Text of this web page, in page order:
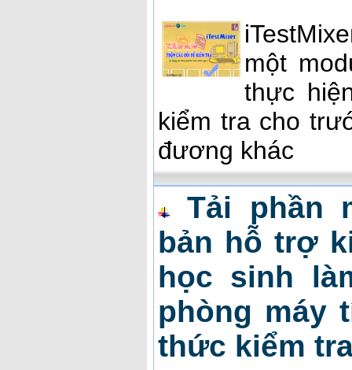
một
thực
kiểm tra cho
đương khác
Tải phần
bản hỗ trợ
học sinh
phòng máy
thức kiểm